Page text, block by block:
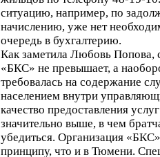
ситуацию, например, по
начислению, уже нет
очередь в бухгалтерию.
Как заметила Любовь Попова,
«БКС» не превышает, а
требовалась на содержание
населением внутри
качество предоставления
значительно выше, в чем
убедиться. Организация
принципу, что и в Тюмени.